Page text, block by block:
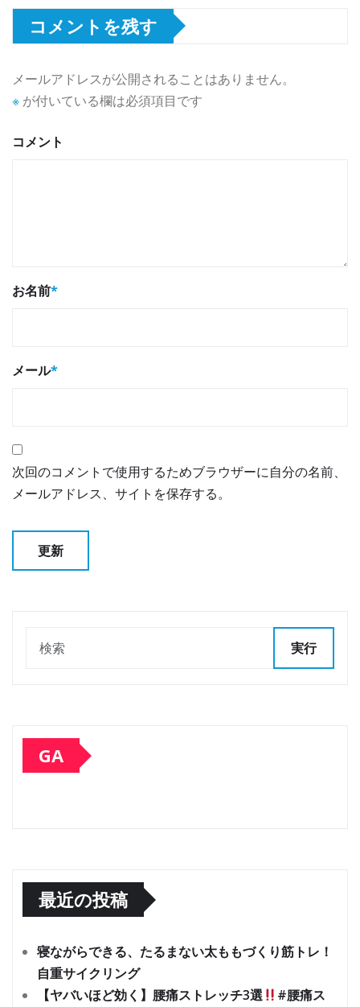
コメントを残す
メールアドレスが公開されることはありません。
※ が付いている欄は必須項目です
コメント
お名前*
メール*
次回のコメントで使用するためブラウザーに自分の名前、
メールアドレス、サイトを保存する。
実行
GA
最近の投稿
寝ながらできる、たるまない太ももづくり筋トレ！
自重サイクリング
【ヤバいほど効く】腰痛ストレッチ3選
#腰痛ス